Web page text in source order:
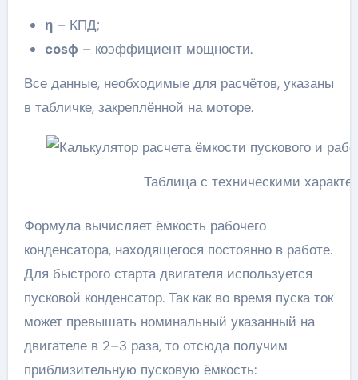
η– КПД;
cosϕ – коэффициент мощности.
Все данные, необходимые для расчётов, указаны
в табличке, закреплённой на моторе.
Таблица с техническими
Формула вычисляет ёмкость рабочего
конденсатора, находящегося постоянно в работе.
Для быстрого старта двигателя используется
пусковой конденсатор. Так как во время пуска ток
может превышать номинальный указанный на
двигателе в 2–3 раза, то отсюда получим
приблизительную пусковую ёмкость: